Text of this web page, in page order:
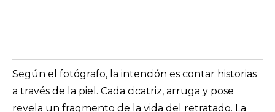
Según el fotógrafo, la intención es contar historias
a través de la piel. Cada cicatriz, arruga y pose
revela un fragmento de la vida del retratado. La